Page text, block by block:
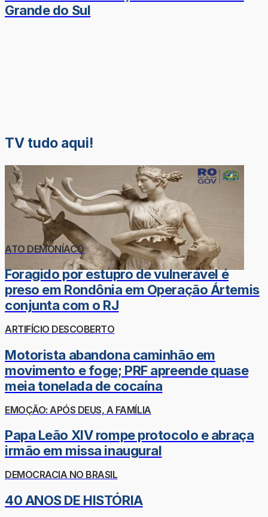
Grande do Sul
TV tudo aqui!
ATO DEMONÍACO
Foragido por estupro de vulnerável é
preso em Rondônia em Operação Ártemis
conjunta com o RJ
ARTIFÍCIO DESCOBERTO
Motorista abandona caminhão em
movimento e foge; PRF apreende quase
meia tonelada de cocaína
EMOÇÃO: APÓS DEUS, A FAMÍLIA
Papa Leão XIV rompe protocolo e abraça
irmão em missa inaugural
DEMOCRACIA NO BRASIL
40 ANOS DE HISTÓRIA